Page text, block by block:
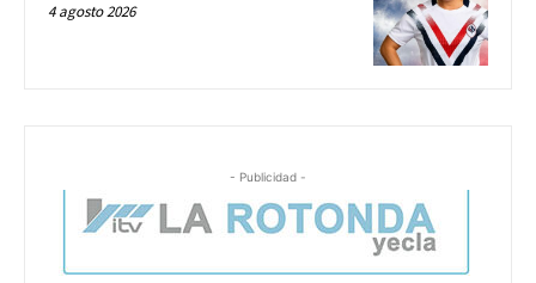
4 agosto 2026
- Publicidad -